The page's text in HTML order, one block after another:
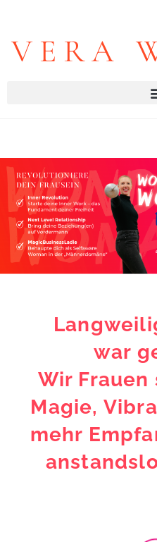
VERA
war
Wir
Magie,
mehr